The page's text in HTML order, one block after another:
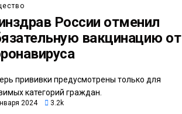
России отменил
вакцинацию от
прививки предусмотрены только для
категорий граждан.
2024 3.2k